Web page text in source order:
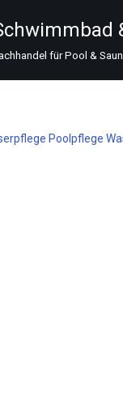
für Pool &
Poolpflege